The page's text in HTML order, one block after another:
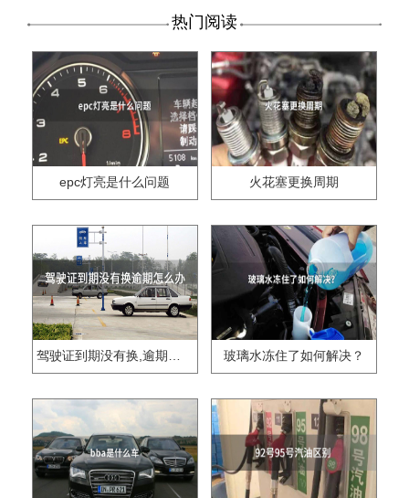
热门阅读
epc灯亮是什么问题 火花塞更换周期
驾驶证到期没有换,逾期怎么办?? 玻璃水冻住了如何解决？